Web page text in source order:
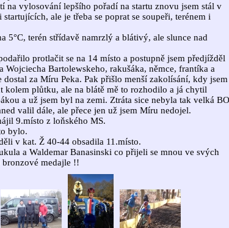
na vylosování lepšího pořadí na startu znovu jsem stál v
ale je třeba se poprat se soupeři, terénem i
5°C, terén střídavě namrzlý a blátivý, ale slunce nad
protlačit se na 14 místo a postupně jsem předjížděl
Wojciecha Bartolewskeho, rakušáka, němce, frantíka a
dostal za Míru Peka. Pak přišlo menší zakolísání, kdy jsem
kolem plůtku, ale na blátě mě to rozhodilo a já chytil
a už jsem byl na zemi. Ztráta sice nebyla tak velká BO
valil dále, ale přece jen už jsem Míru nedojel.
9.místo z loňského MS.
bylo.
v kat. Ž 40-44 obsadila 11.místo.
a Waldemar Banasinski co přijeli se mnou ve svých
medajle !!